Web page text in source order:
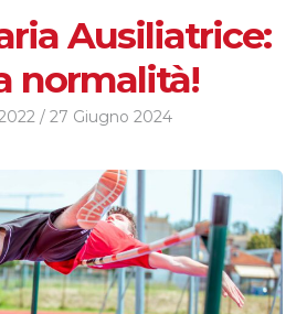
Ausiliatrice:
normalità!
/ 27 Giugno 2024